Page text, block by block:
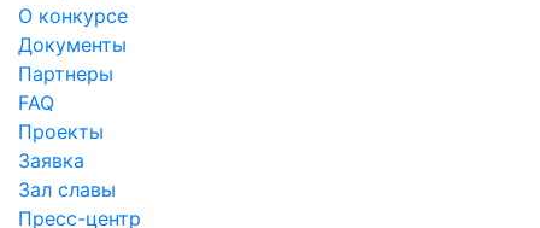
О конкурсе
Документы
Партнеры
FAQ
Проекты
Заявка
Зал славы
Пресс-центр